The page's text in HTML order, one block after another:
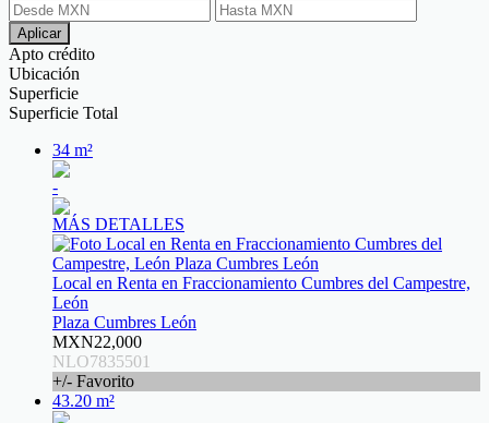
Aplicar
Apto crédito
Ubicación
Superficie
Superficie Total
34 m²
-
MÁS DETALLES
Local en Renta en Fraccionamiento Cumbres del Campestre,
León
Plaza Cumbres León
MXN22,000
NLO7835501
+/- Favorito
43.20 m²